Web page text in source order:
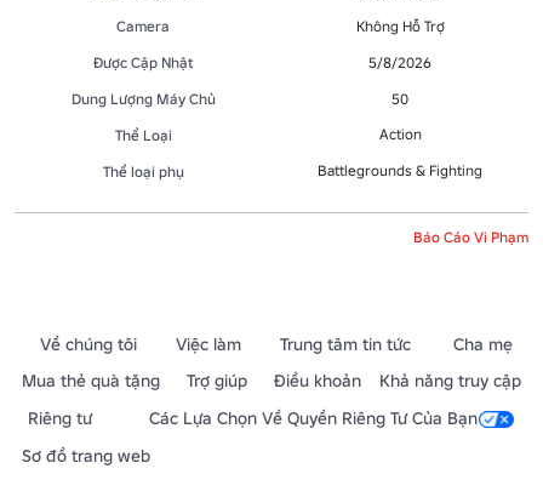
Camera
Không Hỗ Trợ
Được Cập Nhật
5/8/2026
Dung Lượng Máy Chủ
50
Thể Loại
Action
Thể loại phụ Battlegrounds & Fighting
Báo Cáo Vi Phạm
Về chúng tôi Việc làm Trung tâm tin tức
Cha mẹ
Mua thẻ quà tặng
Trợ giúp Điều khoản
Khả năng truy cập
Riêng tư
Các Lựa Chọn Về Quyền Riêng Tư Của Bạn
Sơ đồ trang web